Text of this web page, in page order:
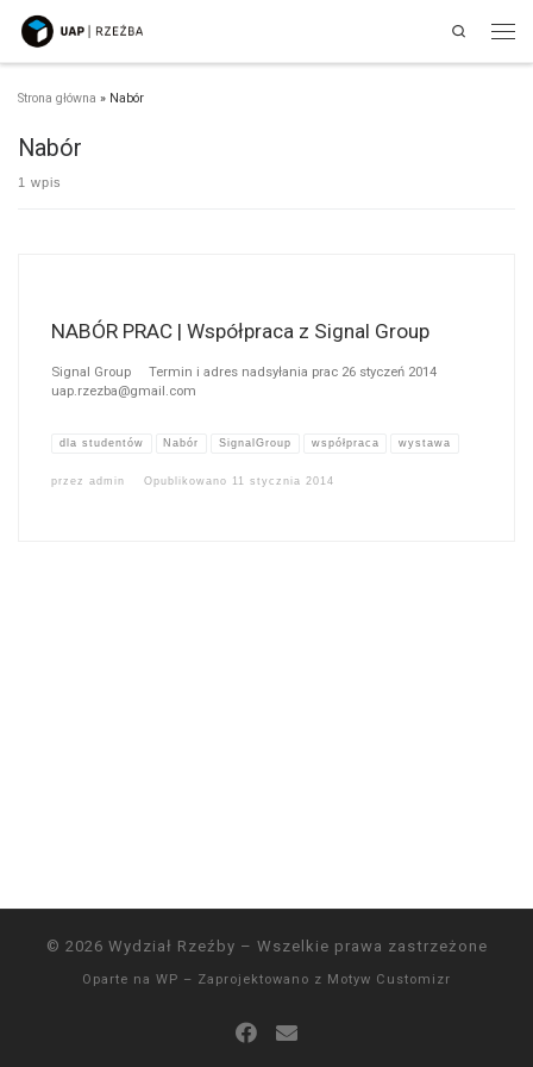
Przejdź do treści
Search
Strona główna » Nabór
Nabór
1 wpis
NABÓR PRAC | Współpraca z Signal Group
Signal Group Termin i adres nadsyłania prac 26 styczeń 2014
uap.rzezba@gmail.com
dla studentów Nabór SignalGroup współpraca wystawa
przezadmin Opublikowano 11 stycznia 2014
© 2026 Wydział Rzeźby – Wszelkie prawa zastrzeżone
Oparte na WP – Zaprojektowano z Motyw Customizr